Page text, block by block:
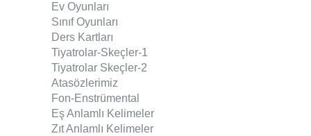
Ev Oyunları
Sınıf Oyunları
Ders Kartları
Tiyatrolar-Skeçler-1
Tiyatrolar Skeçler-2
Atasözlerimiz
Fon-Enstrümental
Eş Anlamlı Kelimeler
Zıt Anlamlı Kelimeler